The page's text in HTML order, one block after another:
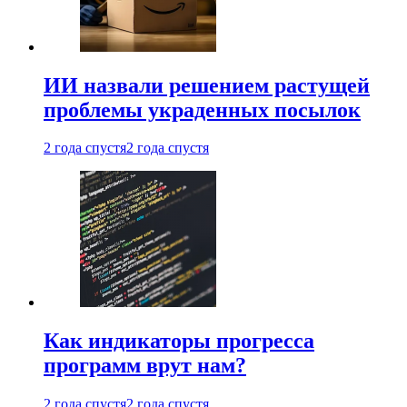
ИИ назвали решением растущей
проблемы украденных посылок
2 года спустя2 года спустя
Как индикаторы прогресса
программ врут нам?